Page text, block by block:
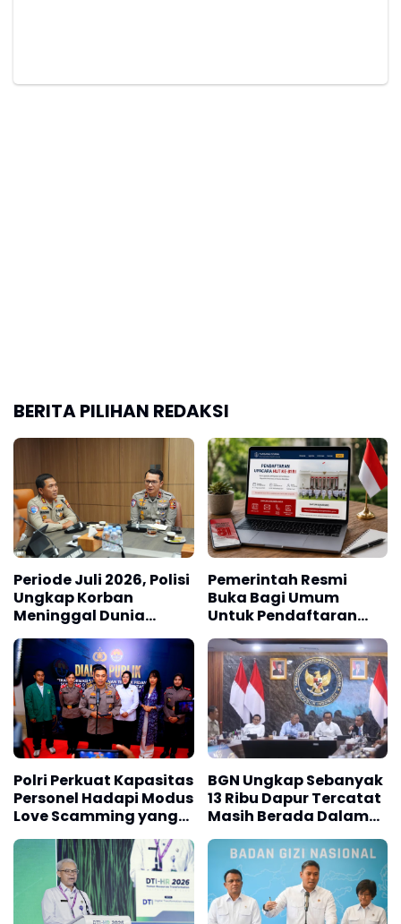
Persen
Polri Perkuat Kapasitas
Personel Hadapi Modus
Love Scamming yang
Kian Kompleks
BGN Ungkap Sebanyak
13 Ribu Dapur Tercatat
Masih Berada Dalam
Berbagai Tahapan
Verifikasi dan Belum
Seluruhnya Siap
Beroperasi
Kemnaker Sesuaikan
Regulasi
Ketenagakerjaan
Hadapi Dinamika
Dunia Kerja
Ini Alasan Program
Makan Bergizi Gratis
Punya Portal
Pengaduan untuk SPPG
BERITA REKOMENDASI PILIHAN